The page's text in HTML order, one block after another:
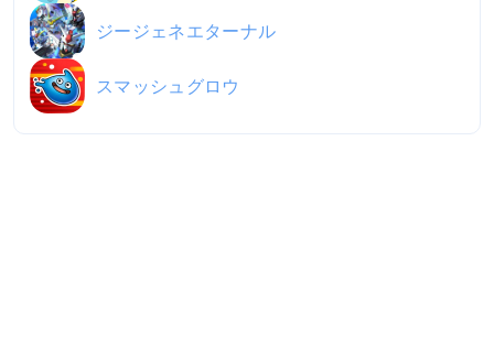
ジージェネエターナル
スマッシュグロウ